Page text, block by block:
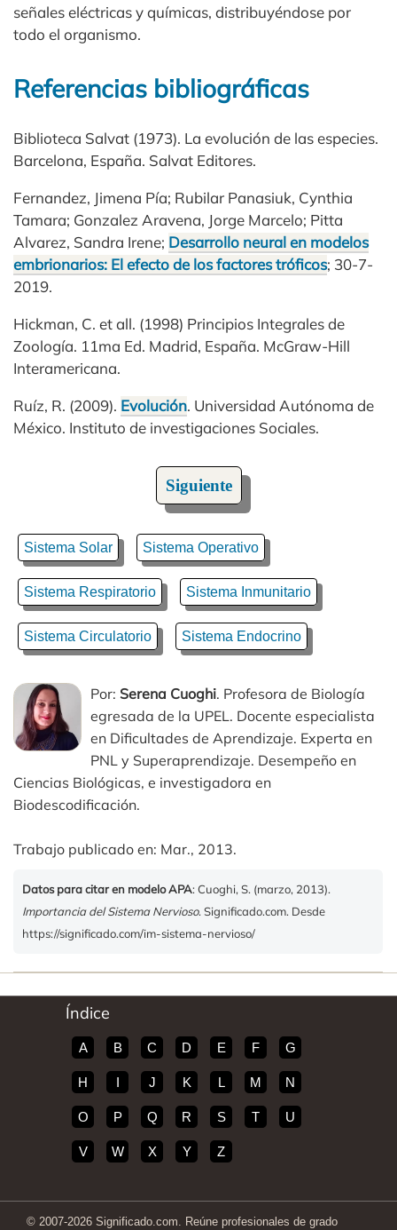
señales eléctricas y químicas, distribuyéndose por
todo el organismo.
Referencias bibliográficas
Biblioteca Salvat (1973). La evolución de las especies.
Barcelona, España. Salvat Editores.
Fernandez, Jimena Pía; Rubilar Panasiuk, Cynthia
Tamara; Gonzalez Aravena, Jorge Marcelo; Pitta
Alvarez, Sandra Irene; Desarrollo neural en modelos
embrionarios: El efecto de los factores tróficos; 30-7-
2019.
Hickman, C. et all. (1998) Principios Integrales de
Zoología. 11ma Ed. Madrid, España. McGraw-Hill
Interamericana.
Ruíz, R. (2009). Evolución. Universidad Autónoma de
México. Instituto de investigaciones Sociales.
Siguiente
Sistema Solar Sistema Operativo
Sistema Respiratorio Sistema Inmunitario
Sistema Circulatorio Sistema Endocrino
Por: Serena Cuoghi. Profesora de Biología
egresada de la UPEL. Docente especialista
en Dificultades de Aprendizaje. Experta en
PNL y Superaprendizaje. Desempeño en
Ciencias Biológicas, e investigadora en
Biodescodificación.
Trabajo publicado en: Mar., 2013.
Datos para citar en modelo APA: Cuoghi, S. (marzo, 2013).
Importancia del Sistema Nervioso. Significado.com. Desde
https://significado.com/im-sistema-nervioso/
Índice
A B C D E F G
H I J K L M N
O P Q R S T U
V W X Y Z
© 2007-2026 Significado.com. Reúne profesionales de grado